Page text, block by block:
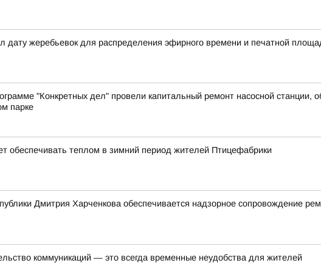
дату жеребьевок для распределения эфирного времени и печатной
"Конкретных дел" провели капитальный ремонт насосной станции,
парке
обеспечивать теплом в зимний период жителей Птицефабрики
Дмитрия Харченкова обеспечивается надзорное сопровождение
коммуникаций — это всегда временные неудобства для жителей